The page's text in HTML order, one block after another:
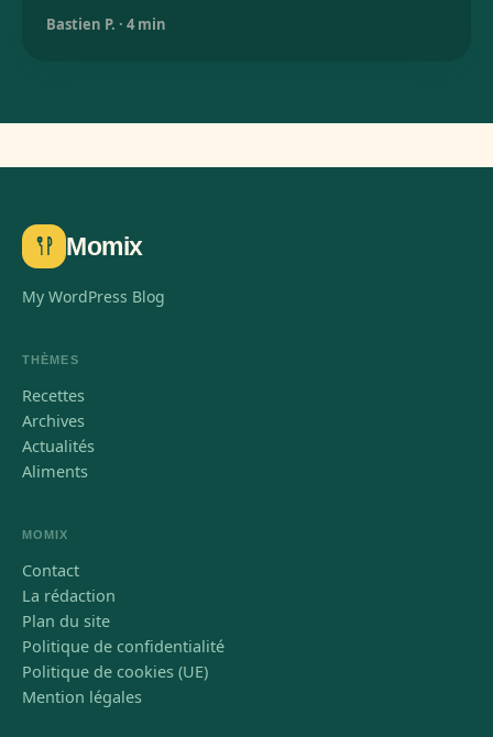
Bastien P. · 4 min
Momix
My WordPress Blog
THÈMES
Recettes
Archives
Actualités
Aliments
MOMIX
Contact
La rédaction
Plan du site
Politique de confidentialité
Politique de cookies (UE)
Mention légales